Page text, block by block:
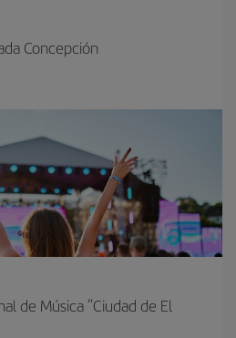
Concepción
de Música “Ciudad de El